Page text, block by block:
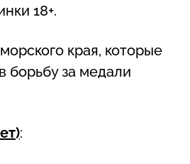
18+.
края, которые
борьбу за медали
: